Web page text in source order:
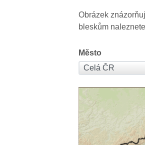
Obrázek
bleskům
Město